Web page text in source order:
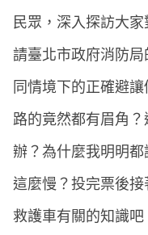
民眾，深入探訪大
請臺北市政府消防
同情境下的正確避
路的竟然都有眉角
辦？為什麼我明明
這麼慢？投完票後
救護車有關的知識吧